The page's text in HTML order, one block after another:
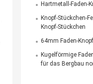
Hartmetall-Faden-
Knopf-Stückchen-
Knopf-Stückchen
64mm Faden-
Kugelförmige
für das Bergbau